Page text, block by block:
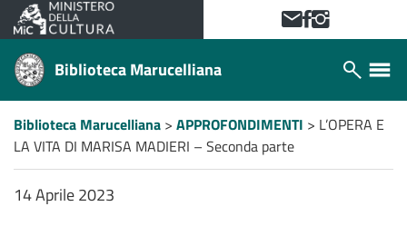
VAI AL CONTENUTO PRINCIPALE
Contattaci!
Facebook
Instagram
Biblioteca Marucelliana
Apri/
laterale
Apri/chiudi
ricerca
Percorso
a
"briciole
pane"
Biblioteca Marucelliana > APPROFONDIMENTI > L’OPERA E
LA VITA DI MARISA MADIERI – Seconda parte
14 Aprile 2023